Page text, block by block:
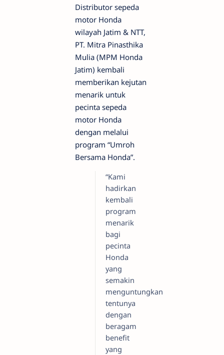
Distributor sepeda
motor Honda
wilayah Jatim & NTT,
PT. Mitra Pinasthika
Mulia (MPM Honda
Jatim) kembali
memberikan kejutan
menarik untuk
pecinta sepeda
motor Honda
dengan melalui
program “Umroh
Bersama Honda”.
“Kami
hadirkan
kembali
program
menarik
bagi
pecinta
Honda
yang
semakin
menguntungkan
tentunya
dengan
beragam
benefit
yang